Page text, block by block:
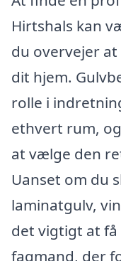
Hirtshals kan
du overvejer
dit hjem.
rolle i
ethvert rum,
at vælge den
Uanset om du
laminatgulv,
det vigtigt at
fagmand, der